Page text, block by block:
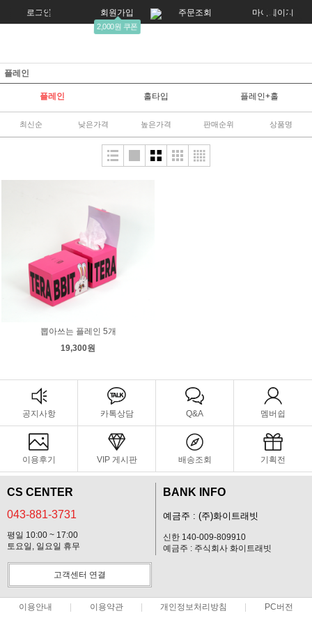
로그인 회원가입
2,000원 쿠폰
주문조회 마이페이지
플레인
플레인 홀타입 플레인+홀
최신순 낮은가격 높은가격 판매순위 상품명
뽑아쓰는 플레인 5개
19,300원
공지사항 카톡상담 Q&A 멤버쉽
이용후기 VIP 게시판 배송조회 기획전
CS CENTER
043-881-3731
평일 10:00 ~ 17:00
토요일, 일요일 휴무
BANK INFO
예금주 : (주)화이트래빗
신한 140-009-809910
예금주 : 주식회사 화이트래빗
고객센터 연결
이용안내 이용약관 개인정보처리방침 PC버전